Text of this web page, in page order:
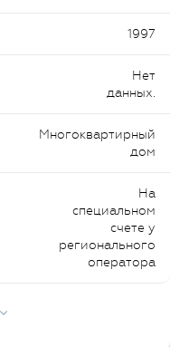
1997
Нет
данных.
Многоквартирный
дом
На
специальном
счете у
регионального
оператора